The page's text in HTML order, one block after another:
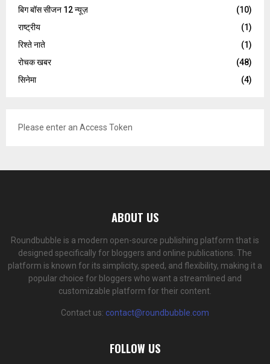
बिग बॉस सीजन 12 न्यूज़
(10)
राष्ट्रीय
(1)
रिश्ते नाते
(1)
रोचक खबर
(48)
सिनेमा
(4)
Please enter an Access Token
ABOUT US
Roundbubble is a modern open-source publishing platform that is
designed specifically for bloggers and online publications. The
platform is known for its simplicity, speed, and flexibility, making it a
popular choice for bloggers who want a streamlined and
customizable platform for their content.
Contact us: contact@roundbubble.com
FOLLOW US